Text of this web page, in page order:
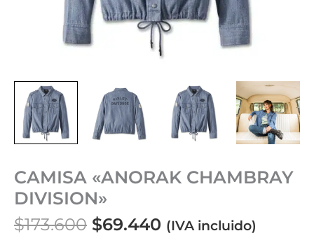
CAMISA «ANORAK CHAMBRAY
DIVISION»
$173.600 $69.440 (IVA incluido)